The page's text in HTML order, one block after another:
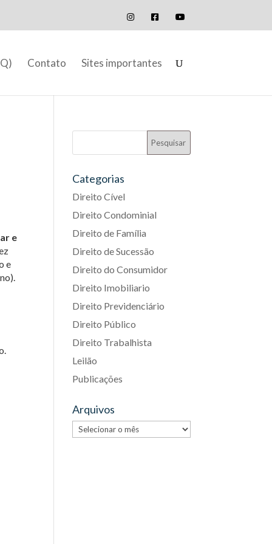
Contato Sites importantes
e
e
Categorias
Direito Cível
Direito Condominial
Direito de Família
Direito de Sucessão
Direito do Consumidor
Direito Imobiliario
Direito Previdenciário
Direito Público
Direito Trabalhista
Leilão
Publicações
Arquivos
Arquivos